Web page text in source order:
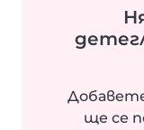
ще се